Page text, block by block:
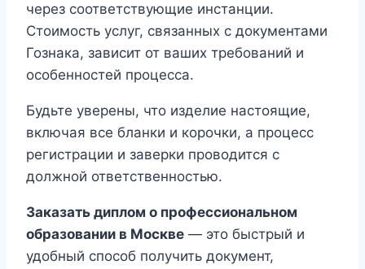
через соответствующие инстанции.
Стоимость услуг, связанных с документами
Гознака, зависит от ваших требований и
особенностей процесса.
Будьте уверены, что изделие настоящие,
включая все бланки и корочки, а процесс
регистрации и заверки проводится с
должной ответственностью.
Заказать диплом о профессиональном
образовании в Москве — это быстрый и
удобный способ получить документ,